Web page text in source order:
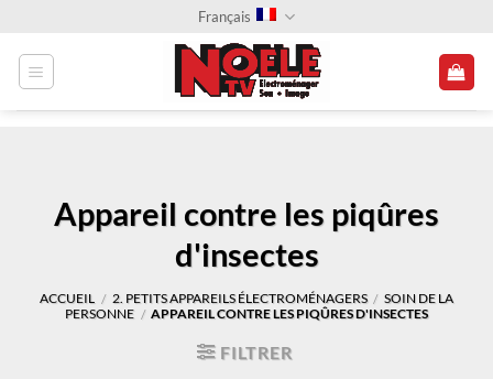
contenu
Français
Appareil contre les piqûres
d'insectes
ACCUEIL / 2. PETITS APPAREILS ÉLECTROMÉNAGERS / SOIN DE LA
PERSONNE / APPAREIL CONTRE LES PIQÛRES D'INSECTES
FILTRER